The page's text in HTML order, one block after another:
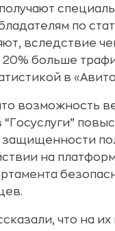
по
вследствие
больше
в
возможность
“Госуслуги”
защищенности
на
что на